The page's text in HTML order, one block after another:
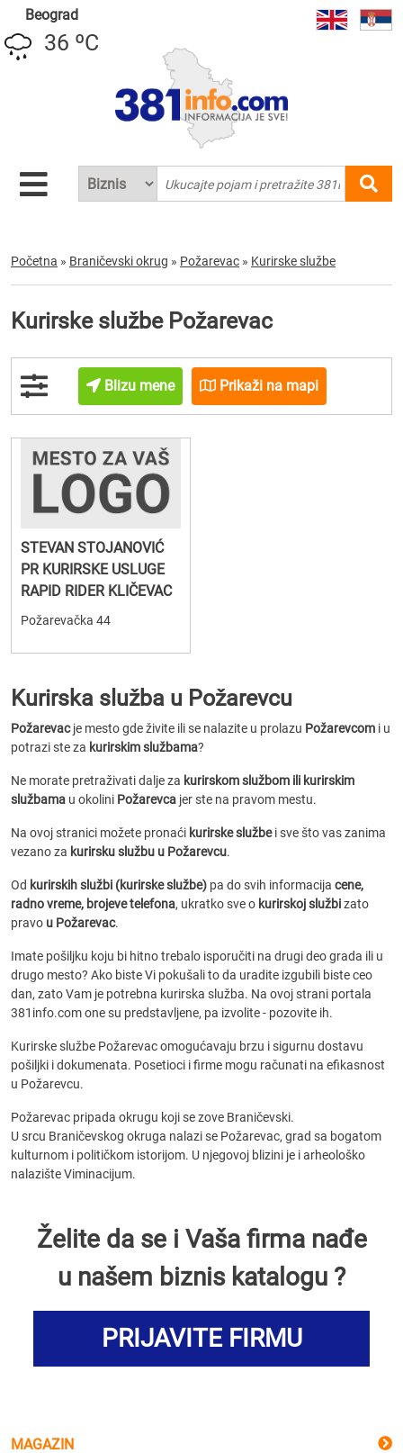
Beograd
36 ºC
Početna » Braničevski okrug » Požarevac » Kurirske službe
Kurirske službe Požarevac
Blizu mene Prikaži na mapi
STEVAN STOJANOVIĆ
PR KURIRSKE USLUGE
RAPID RIDER KLIČEVAC
Požarevačka 44
Kurirska služba u Požarevcu
Požarevacje mesto gde živite ili se nalazite u prolazu Požarevcom i u
potrazi ste za kurirskim službama?
Ne morate pretraživati dalje za kurirskom službom ili kurirskim
službama u okolini Požarevca jer ste na pravom mestu.
Na ovoj stranici možete pronaći kurirske službei sve što vas zanima
vezano za kurirsku službu u Požarevcu.
Od kurirskih službi (kurirske službe) pa do svih informacija cene,
radno vreme, brojeve telefona, ukratko sve o kurirskoj službizato
pravo u Požarevac.
Imate pošiljku koju bi hitno trebalo isporučiti na drugi deo grada ili u
drugo mesto? Ako biste Vi pokušali to da uradite izgubili biste ceo
dan, zato Vam je potrebna kurirska služba. Na ovoj strani portala
381info.com one su predstavljene, pa izvolite - pozovite ih.
Kurirske službe Požarevac omogućavaju brzu i sigurnu dostavu
pošiljki i dokumenata. Posetioci i firme mogu računati na efikasnost
u Požarevcu.
Požarevac pripada okrugu koji se zove Braničevski.
U srcu Braničevskog okruga nalazi se Požarevac, grad sa bogatom
kulturnom i političkom istorijom. U njegovoj blizini je i arheološko
nalazište Viminacijum.
Želite da se i Vaša firma nađe
u našem biznis katalogu ?
PRIJAVITE FIRMU
MAGAZIN